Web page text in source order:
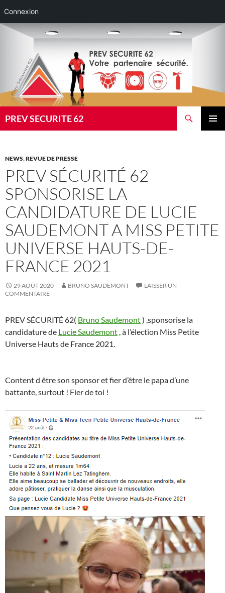
Connexion
Aller
PREV SECURITE 62
NEWS,REVUE DE PRESSE
PREV SÉCURITÉ 62
SPONSORISE LA
CANDIDATURE DE LUCIE
SAUDEMONT A MISS PETITE
UNIVERSE HAUTS-DE-
FRANCE 2021
29 AOÛT 2020 BRUNO SAUDEMONT
LAISSER UN
COMMENTAIRE
PREV SÉCURITÉ 62( Bruno Saudemont) ,sponsorise la
candidature de Lucie Saudemont , à l’élection Miss Petite
Universe Hauts de France 2021.
Content d être son sponsor et fier d’être le papa d’une
battante, surtout ! Fier de toi !